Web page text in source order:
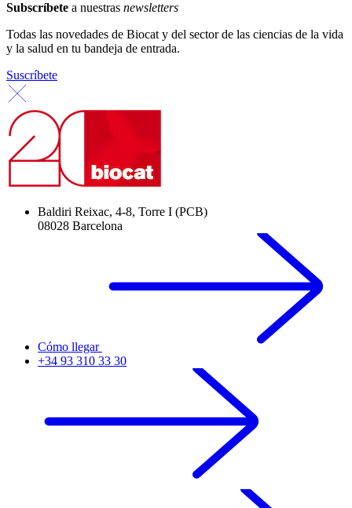
Subscríbete a nuestras newsletters
Todas las novedades de Biocat y del sector de las ciencias de la vida
y la salud en tu bandeja de entrada.
Suscríbete
Baldiri Reixac, 4-8, Torre I (PCB)
08028 Barcelona
Cómo llegar
+34 93 310 33 30